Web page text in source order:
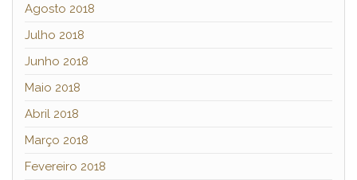
Agosto 2018
Julho 2018
Junho 2018
Maio 2018
Abril 2018
Março 2018
Fevereiro 2018